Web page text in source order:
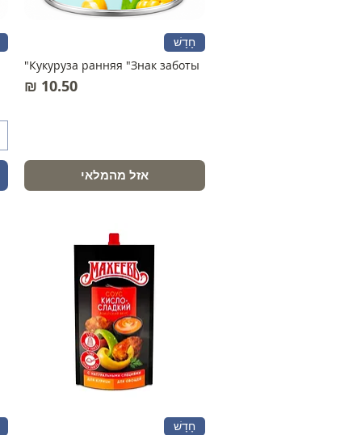
חָדָשׁ
Кукуруза ранняя "Знак заботы"
מחיר‏10.50 ‏₪
אזל מהמלאי
חָדָשׁ